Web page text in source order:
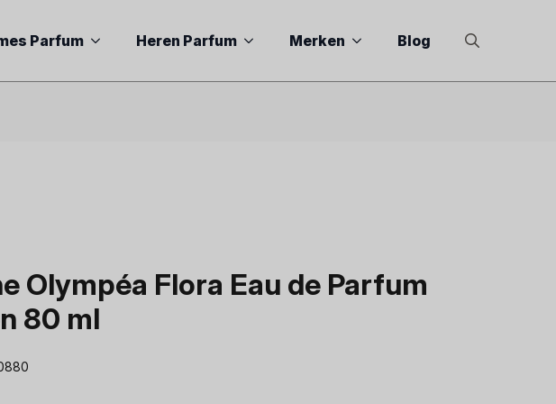
Parfum Heren Parfum Merken
Blog
Olympéa Flora Eau de Parfum
80 ml